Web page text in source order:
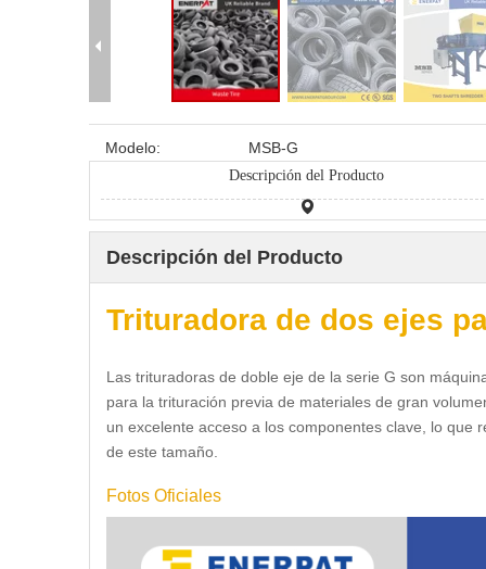
Modelo: MSB-G
Descripción del Producto
Descripción del Producto
Trituradora de dos ejes
Las trituradoras de doble eje de la serie G son
para la trituración previa de materiales de gran
un excelente acceso a los componentes clave, lo que
de este tamaño.
Fotos Oficiales